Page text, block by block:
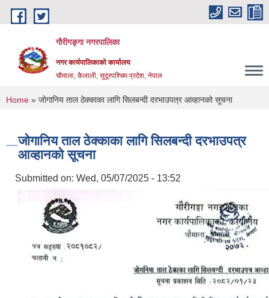
Skip to main content
गौरीगङ्गा नगरपालिका
नगर कार्यपालिकाको कार्यालय
चौमाला, कैलाली, सुदूरपश्चिम प्रदेश, नेपाल
You are here
Home » जोगानिय ताल ठेक्काका लागि सिलबन्दी दरभाउपत्र आव्हानको सूचना
जोगानिय ताल ठेक्काका लागि सिलबन्दी दरभाउपत्र
आव्हानको सूचना
Submitted on: Wed, 05/07/2025 - 13:52